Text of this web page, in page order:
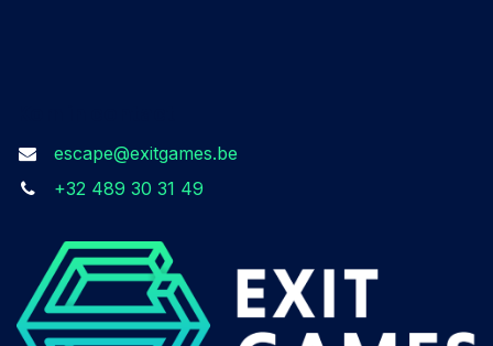
escape@exitgames.be
+32 489 30 31 49